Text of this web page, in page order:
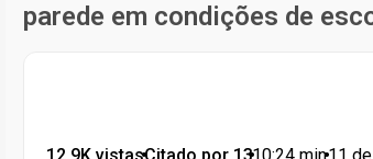
parede em condições de